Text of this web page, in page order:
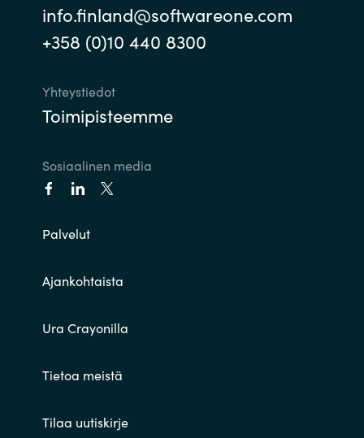
info.finland@softwareone.com
+358 (0)10 440 8300
Yhteystiedot
Toimipisteemme
Sosiaalinen media
Palvelut
Ajankohtaista
Ura Crayonilla
Tietoa meistä
Tilaa uutiskirje